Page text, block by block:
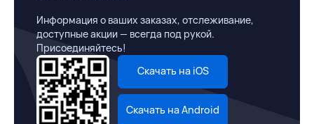
Информация о ваших заказах, отслеживание,
доступные акции — всегда под рукой.
Присоединяйтесь!
Скачать на iOS
Скачать на Android